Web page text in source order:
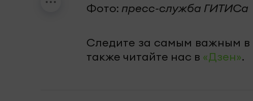
Фото: пресс-служба ГИТИСа
Следите за самым важным в
также читайте нас в «Дзен».